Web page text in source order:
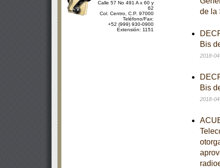
Calle 57 No 491 A x 60 y
62
Col. Centro, C.P. 97000
Teléfono/Fax:
+52 (999) 930-0900
Extensión: 1151
de la
Bis
2018-
Bis
2018-